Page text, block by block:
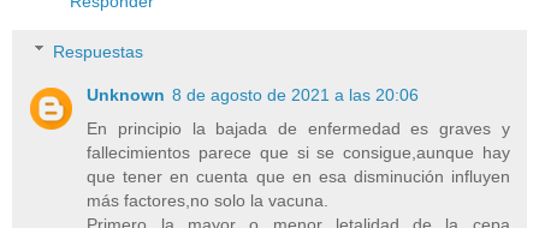
Respuestas
Unknown 8 de agosto de 2021 a las 20:06
En principio la bajada de enfermedad es graves y
fallecimientos parece que si se consigue,aunque hay
que tener en cuenta que en esa disminución influyen
más factores,no solo la vacuna.
Primero la mayor o menor letalidad de la cepa